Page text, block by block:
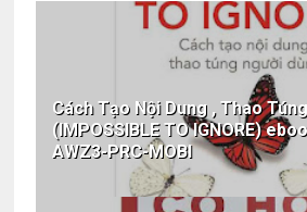
Cách Tạo Nội Dung , Thao
(IMPOSSIBLE TO IGNORE)
AWZ3-PRC-MOBI